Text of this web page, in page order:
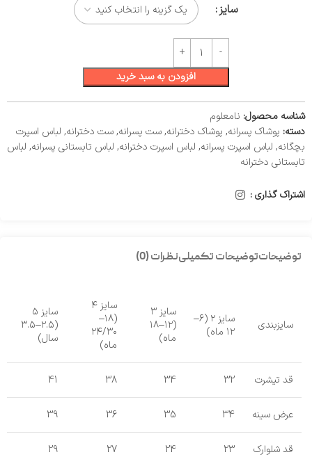
سایز
افزودن به سبد خرید
شناسه محصول: نامعلوم
دسته: پوشاک پسرانه, پوشاک دخترانه,ست پسرانه,ست دخترانه, لباس اسپرت
بچگانه, لباس اسپرت پسرانه, لباس اسپرت دخترانه, لباس تابستانی پسرانه, لباس
تابستانی دخترانه
اشتراک گذاری :
توضیحاتتوضیحات تکمیلینظرات (0)
سایزبندی
سایز ۲ (۶–
۱۲ ماه)
سایز ۳
(۱۲–۱۸
ماه)
سایز ۴
(۱۸–
۲۴/۳۰
ماه)
سایز ۵
(۲.۵–۳.۵
سال)
قد تیشرت 32
34
38
41
عرض سینه 34
35
36
39
قد شلوارک 23
24
27
29